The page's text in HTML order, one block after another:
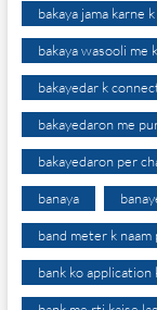
bakaya jama karne
bakaya wasooli me
bakayedar k
bakayedaron me
bakayedaron per
banaya
band meter k naam
bank ko application